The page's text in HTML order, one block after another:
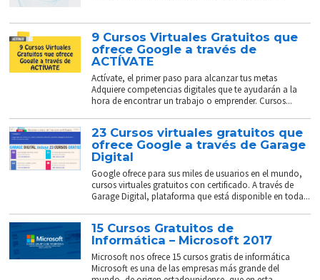
9 Cursos Virtuales Gratuitos que
ofrece Google a través de
ACTÍVATE
Actívate, el primer paso para alcanzar tus metas
Adquiere competencias digitales que te ayudarán a la
hora de encontrar un trabajo o emprender. Cursos...
23 Cursos virtuales gratuitos que
ofrece Google a través de Garage
Digital
Google ofrece para sus miles de usuarios en el mundo,
cursos virtuales gratuitos con certificado. A través de
Garage Digital, plataforma que está disponible en toda...
15 Cursos Gratuitos de
Informática – Microsoft 2017
Microsoft nos ofrece 15 cursos gratis de informática
Microsoft es una de las empresas más grande del